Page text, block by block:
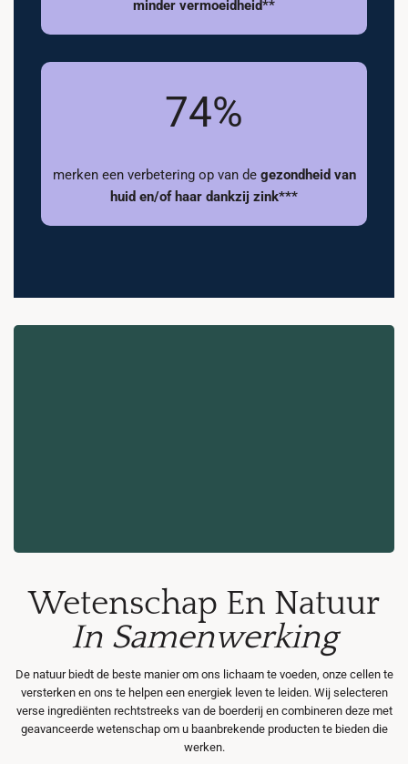
minder vermoeidheid**
74%
merken een verbetering op van de gezondheid van
huid en/of haar dankzij zink***
Wetenschap En Natuur
In Samenwerking
De natuur biedt de beste manier om ons lichaam te voeden, onze cellen te
versterken en ons te helpen een energiek leven te leiden. Wij selecteren
verse ingrediënten rechtstreeks van de boerderij en combineren deze met
geavanceerde wetenschap om u baanbrekende producten te bieden die
werken.